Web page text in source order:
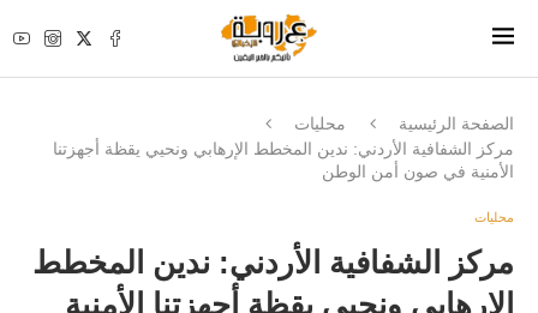
الصفحة الرئيسية
محليات
مركز الشفافية الأردني: ندين المخطط الإرهابي ونحيي يقظة أجهزتنا
الأمنية في صون أمن الوطن
محليات
مركز الشفافية الأردني: ندين المخطط
الإرهابي ونحيي يقظة أجهزتنا الأمنية